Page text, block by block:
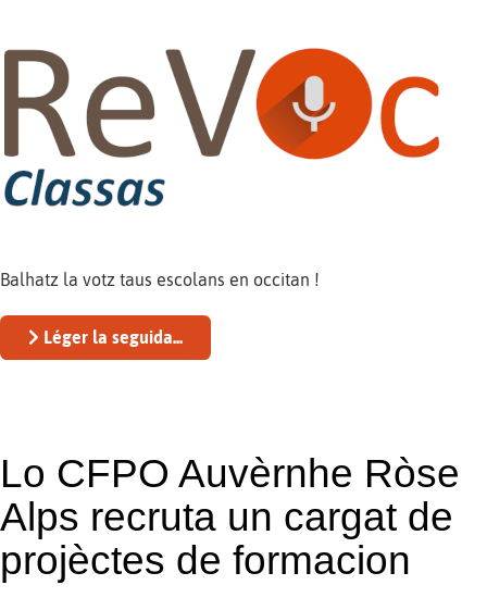
Balhatz la votz taus escolans en occitan !
Léger la seguida...
Lo CFPO Auvèrnhe Ròse
Alps recruta un cargat de
projèctes de formacion